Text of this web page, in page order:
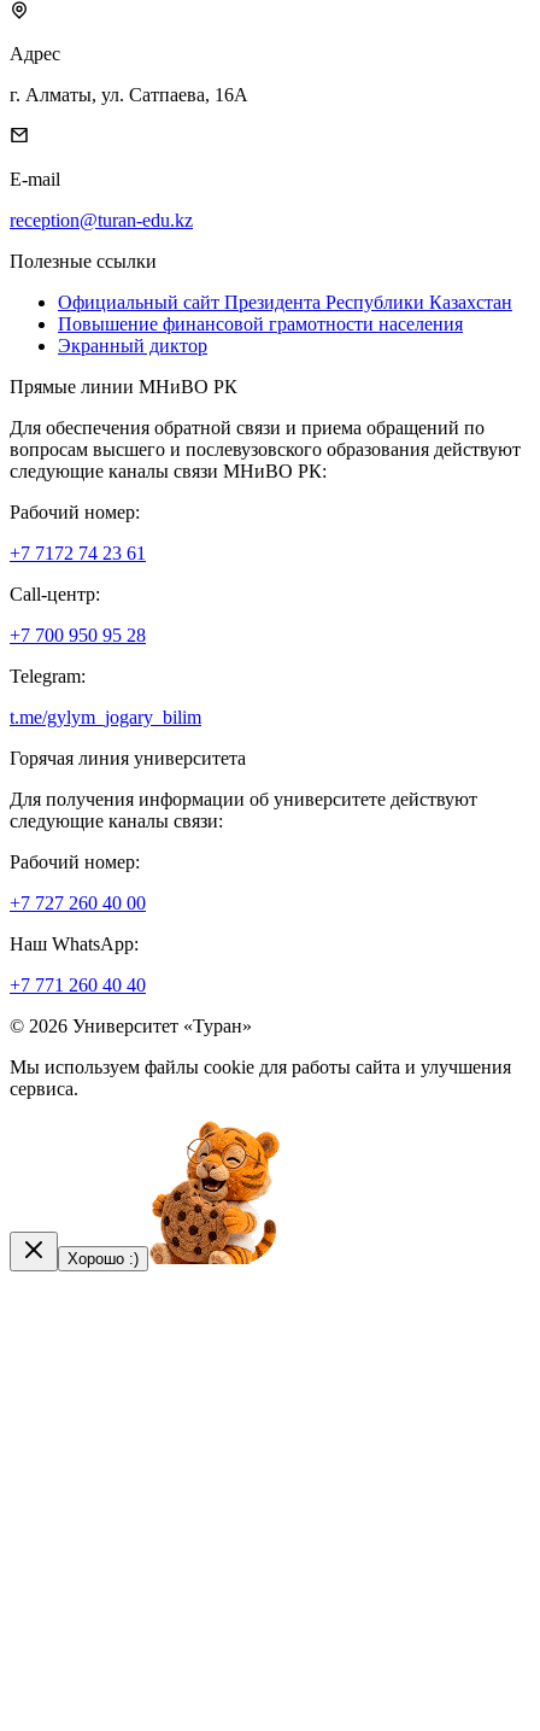
Адрес
г. Алматы, ул. Сатпаева, 16А
E-mail
reception@turan-edu.kz
Полезные ссылки
Официальный сайт Президента Республики Казахстан
Повышение финансовой грамотности населения
Экранный диктор
Прямые линии МНиВО РК
Для обеспечения обратной связи и приема обращений по
вопросам высшего и послевузовского образования действуют
следующие каналы связи МНиВО РК:
Рабочий номер:
+7 7172 74 23 61
Call-центр:
+7 700 950 95 28
Telegram:
t.me/gylym_jogary_bilim
Горячая линия университета
Для получения информации об университете действуют
следующие каналы связи:
Рабочий номер:
+7 727 260 40 00
Наш WhatsApp:
+7 771 260 40 40
© 2026 Университет «Туран»
Мы используем файлы cookie для работы сайта и улучшения
сервиса.
Хорошо :)